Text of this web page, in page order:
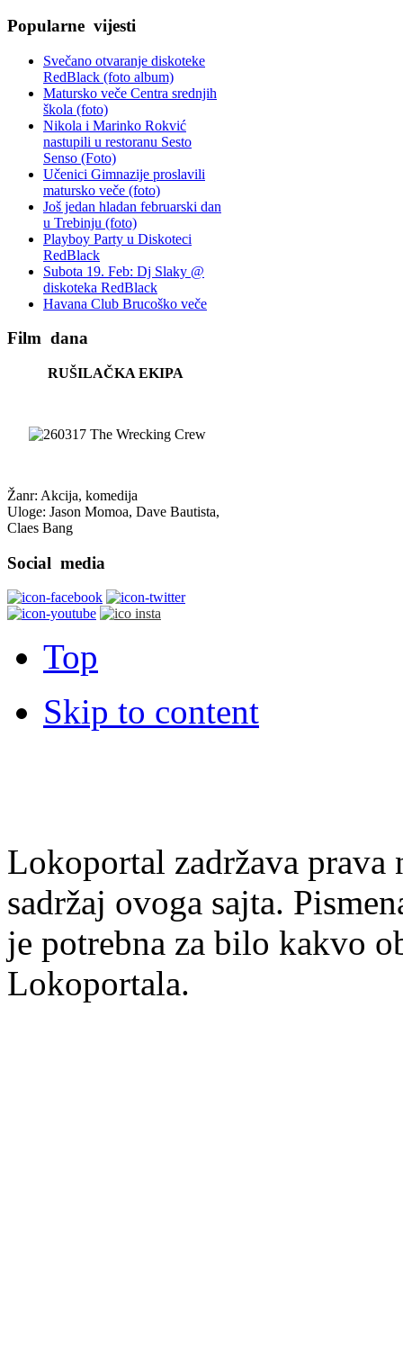
Popularne vijesti
Svečano otvaranje diskoteke
RedBlack (foto album)
Matursko veče Centra srednjih
škola (foto)
Nikola i Marinko Rokvić
nastupili u restoranu Sesto
Senso (Foto)
Učenici Gimnazije proslavili
matursko veče (foto)
Još jedan hladan februarski dan
u Trebinju (foto)
Playboy Party u Diskoteci
RedBlack
Subota 19. Feb: Dj Slaky @
diskoteka RedBlack
Havana Club Brucoško veče
Film dana
RUŠILAČKA EKIPA
Žanr: Akcija, komedija
Uloge: Jason Momoa, Dave Bautista,
Claes Bang
Social media
Top
Skip to content
Lokoportal zadržava
sadržaj ovoga sajta.
je potrebna za bilo kakvo
Lokoportala.